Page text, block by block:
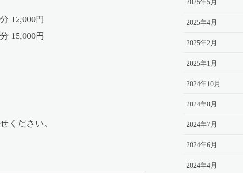
12,000円
15,000円
ください。
2025年5月
2025年4月
2025年2月
2025年1月
2024年10月
2024年8月
2024年7月
2024年6月
2024年4月